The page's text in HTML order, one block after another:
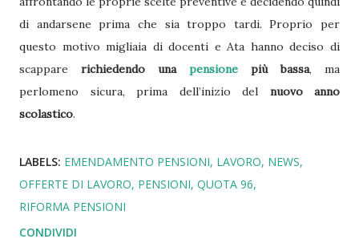
di andarsene prima che sia troppo tardi. Proprio per
questo motivo migliaia di docenti e Ata hanno deciso di
scappare richiedendo una pensione più bassa, ma
perlomeno sicura, prima dell’inizio del nuovo anno
scolastico.
LABELS: EMENDAMENTO PENSIONI LAVORO NEWS
OFFERTE DI LAVORO PENSIONI QUOTA 96
RIFORMA PENSIONI
CONDIVIDI